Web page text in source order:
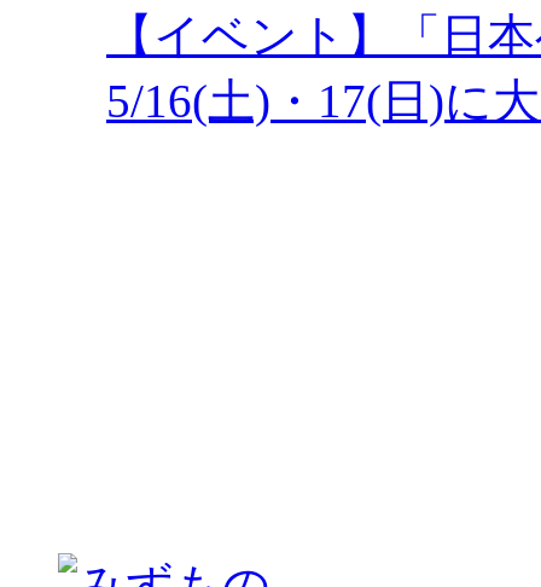
【イベント】「日
5/16(土)・17(日)に